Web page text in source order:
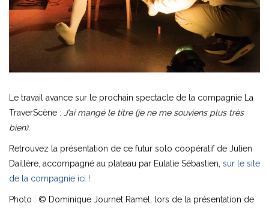
Le travail avance sur le prochain spectacle de la compagnie La
TraverScène : J’ai mangé le titre (je ne me souviens plus très
bien).
Retrouvez la présentation de ce futur solo coopératif de Julien
Daillère, accompagné au plateau par Eulalie Sébastien, sur le site
de la compagnie ici !
Photo : © Dominique Journet Ramel, lors de la présentation de